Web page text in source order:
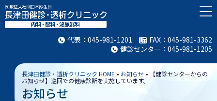
代表： 045-981-1201
FAX：045-981-3362
健診センター： 045-981-1205
長津田健診・透析クリニック HOME » お知らせ»
【健診センターからの
お知らせ】巡回での健康診断を実施しています。
お知らせ